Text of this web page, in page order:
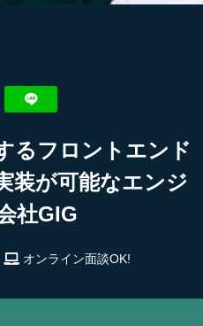
るフロントエンド
装が可能なエンジ
社GIG
オンライン面談OK!